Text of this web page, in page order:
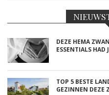
DEZE HEMA
ESSENTIALS HAD
TOP 5 BESTE
GEZINNEN DEZE